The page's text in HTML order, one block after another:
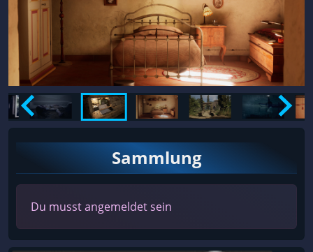
Sammlung
Du musst angemeldet sein